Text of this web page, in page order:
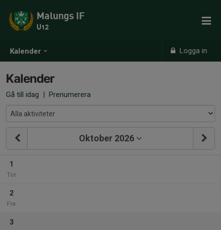
Kalender Logga in
Malungs IF
U12
Kalender
Gå till idag | Prenumerera
Oktober 2026
1
Tor
2
Fre
3